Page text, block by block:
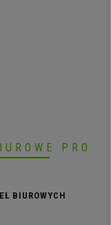
PRO
BIUROWYCH